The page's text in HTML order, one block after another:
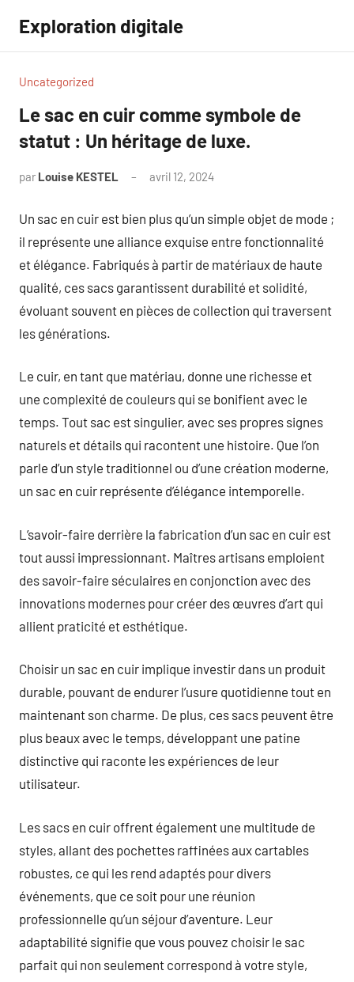
contenu
Exploration digitale
Uncategorized
Le sac en cuir comme symbole de
statut : Un héritage de luxe.
par Louise KESTEL avril 12, 2024
Un sac en cuir est bien plus qu’un simple objet de mode ;
il représente une alliance exquise entre fonctionnalité
et élégance. Fabriqués à partir de matériaux de haute
qualité, ces sacs garantissent durabilité et solidité,
évoluant souvent en pièces de collection qui traversent
les générations.
Le cuir, en tant que matériau, donne une richesse et
une complexité de couleurs qui se bonifient avec le
temps. Tout sac est singulier, avec ses propres signes
naturels et détails qui racontent une histoire. Que l’on
parle d’un style traditionnel ou d’une création moderne,
un sac en cuir représente d’élégance intemporelle.
L’savoir-faire derrière la fabrication d’un sac en cuir est
tout aussi impressionnant. Maîtres artisans emploient
des savoir-faire séculaires en conjonction avec des
innovations modernes pour créer des œuvres d’art qui
allient praticité et esthétique.
Choisir un sac en cuir implique investir dans un produit
durable, pouvant de endurer l’usure quotidienne tout en
maintenant son charme. De plus, ces sacs peuvent être
plus beaux avec le temps, développant une patine
distinctive qui raconte les expériences de leur
utilisateur.
Les sacs en cuir offrent également une multitude de
styles, allant des pochettes raffinées aux cartables
robustes, ce qui les rend adaptés pour divers
événements, que ce soit pour une réunion
professionnelle qu’un séjour d’aventure. Leur
adaptabilité signifie que vous pouvez choisir le sac
parfait qui non seulement correspond à votre style,